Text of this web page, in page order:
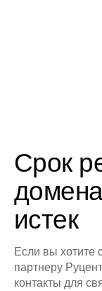
Срок
истек
Если вы хотите
партнеру
контакты для